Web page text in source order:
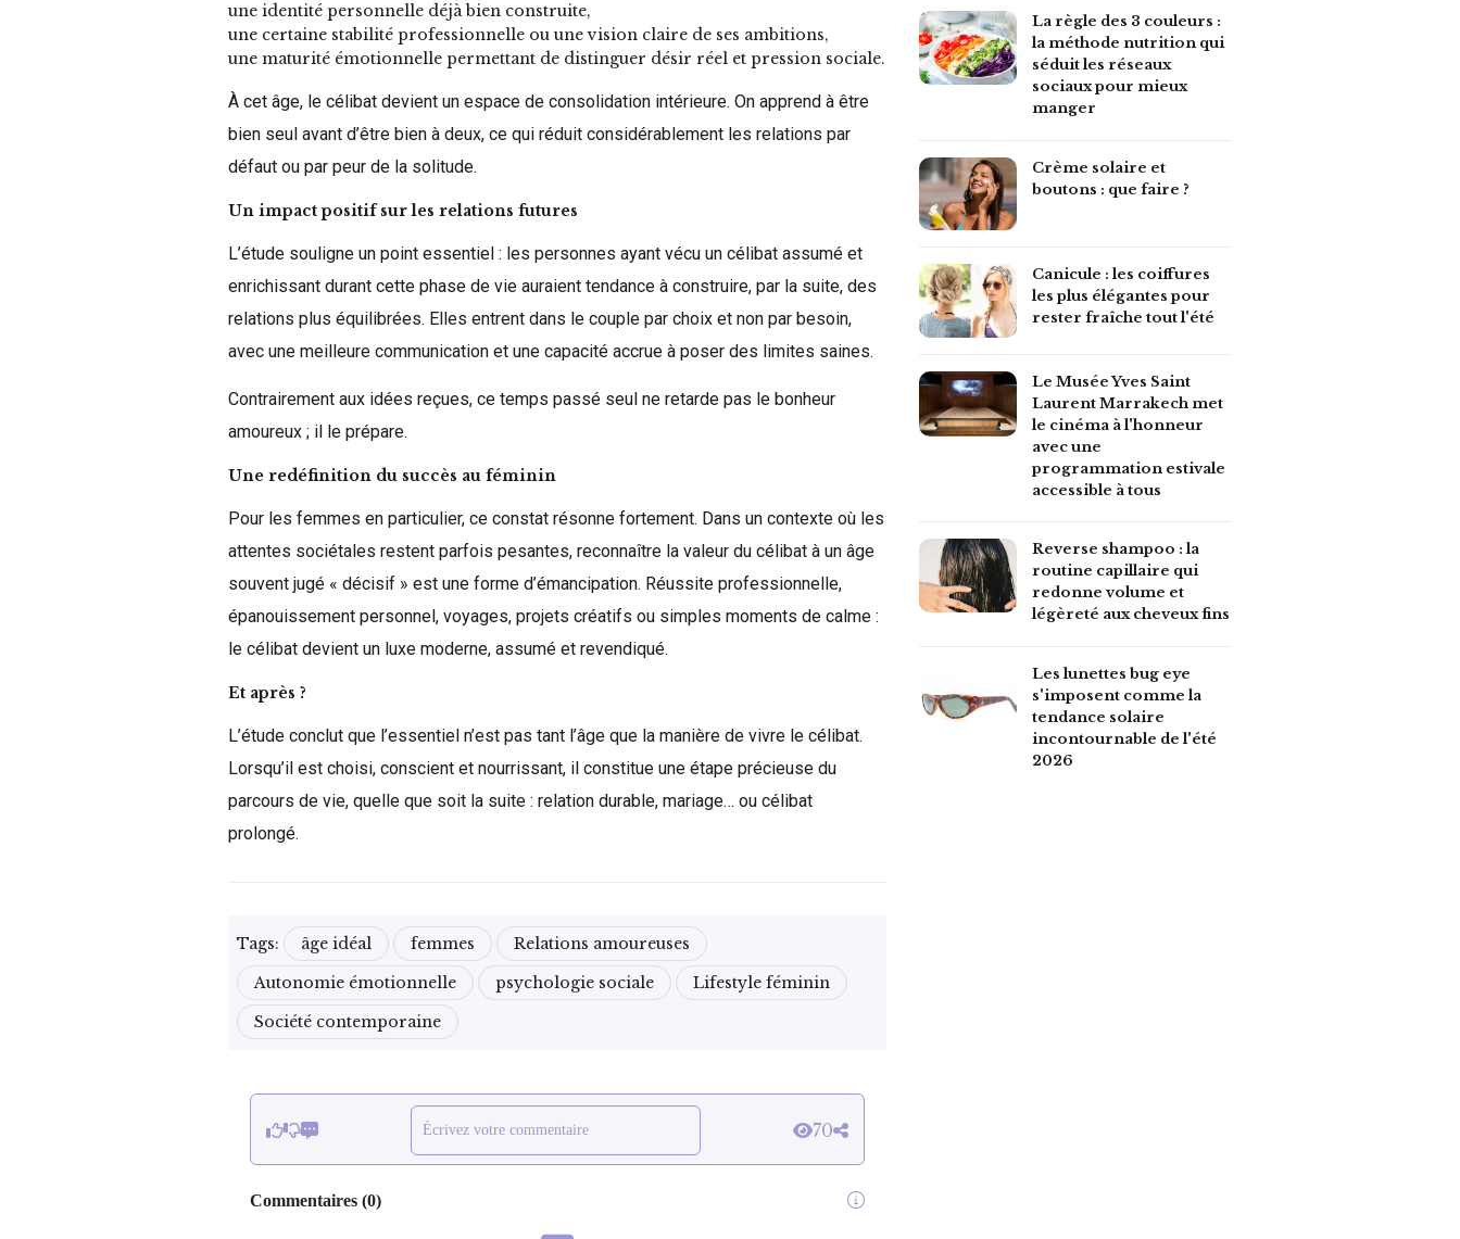
une identité personnelle déjà bien construite,
une certaine stabilité professionnelle ou une vision claire de ses ambitions,
une maturité émotionnelle permettant de distinguer désir réel et pression sociale.
À cet âge, le célibat devient un espace de consolidation intérieure. On apprend à être
bien seul avant d’être bien à deux, ce qui réduit considérablement les relations par
défaut ou par peur de la solitude.
Un impact positif sur les relations futures
L’étude souligne un point essentiel : les personnes ayant vécu un célibat assumé et
enrichissant durant cette phase de vie auraient tendance à construire, par la suite, des
relations plus équilibrées. Elles entrent dans le couple par choix et non par besoin,
avec une meilleure communication et une capacité accrue à poser des limites saines.
Contrairement aux idées reçues, ce temps passé seul ne retarde pas le bonheur
amoureux ; il le prépare.
Une redéfinition du succès au féminin
Pour les femmes en particulier, ce constat résonne fortement. Dans un contexte où les
attentes sociétales restent parfois pesantes, reconnaître la valeur du célibat à un âge
souvent jugé « décisif » est une forme d’émancipation. Réussite professionnelle,
épanouissement personnel, voyages, projets créatifs ou simples moments de calme :
le célibat devient un luxe moderne, assumé et revendiqué.
Et après ?
L’étude conclut que l’essentiel n’est pas tant l’âge que la manière de vivre le célibat.
Lorsqu’il est choisi, conscient et nourrissant, il constitue une étape précieuse du
parcours de vie, quelle que soit la suite : relation durable, mariage… ou célibat
prolongé.
Tags: âge idéal femmes
Relations amoureuses
Autonomie émotionnelle
psychologie sociale
Lifestyle féminin
Société contemporaine
Écrivez votre commentaire 70
Commentaires (0)
La règle des 3 couleurs :
la méthode nutrition qui
séduit les réseaux
sociaux pour mieux
manger
Crème solaire et
boutons : que faire ?
Canicule : les coiffures
les plus élégantes pour
rester fraîche tout l'été
Le Musée Yves Saint
Laurent Marrakech met
le cinéma à l'honneur
avec une
programmation estivale
accessible à tous
Reverse shampoo : la
routine capillaire qui
redonne volume et
légèreté aux cheveux fins
Les lunettes bug eye
s'imposent comme la
tendance solaire
incontournable de l'été
2026